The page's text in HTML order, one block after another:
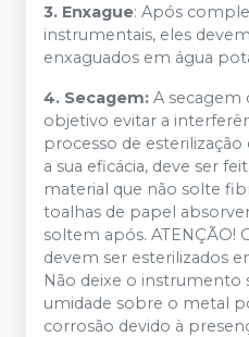
3. Enxague: Após
instrumentais, eles
enxaguados em água
4. Secagem: A
objetivo evitar a
processo de
a sua eficácia, deve ser
material que não solte
toalhas de papel
soltem após. ATENÇÃO!
devem ser esterilizados
Não deixe o instrumento
umidade sobre o metal
corrosão devido à